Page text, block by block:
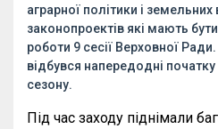
аграрної політики і
законопроектів які мають
роботи 9 сесії Верховної
відбувся напередодні
сезону.
Під час заходу піднімали